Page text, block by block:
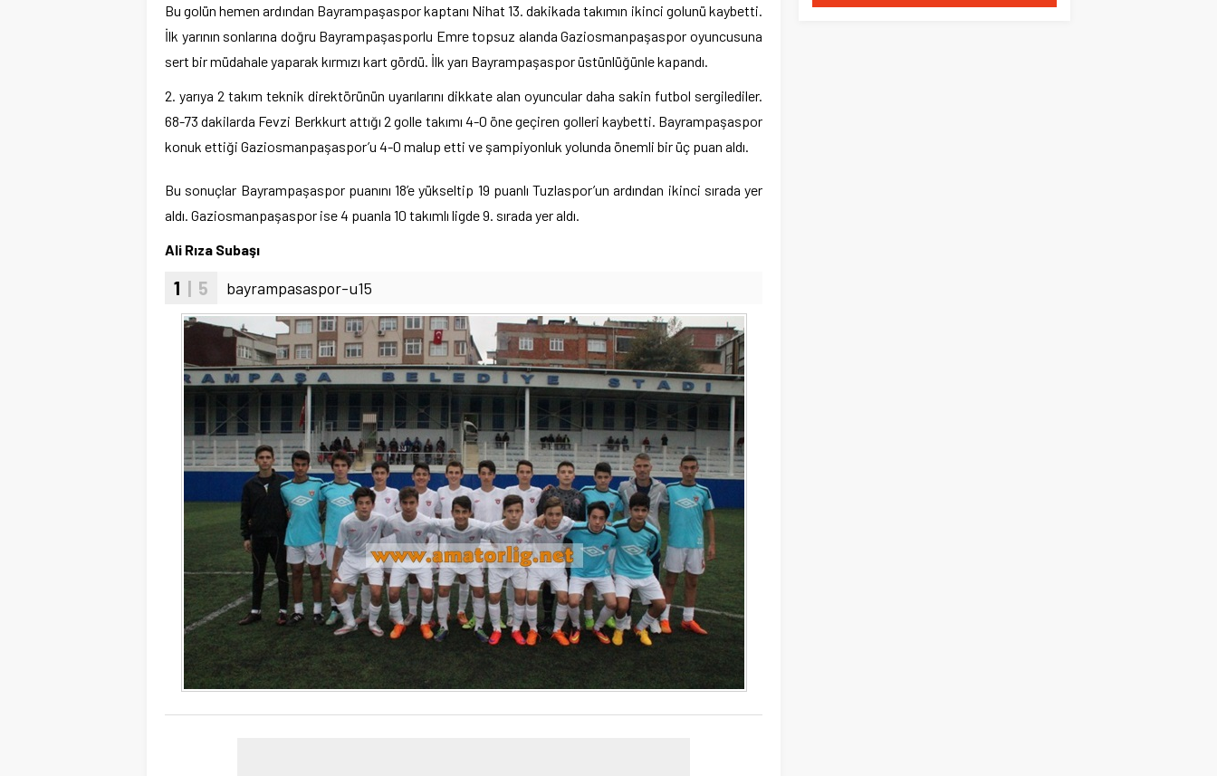
Bu golün hemen ardından Bayrampaşaspor kaptanı Nihat 13. dakikada takımın ikinci golunü kaybetti.
İlk yarının sonlarına doğru Bayrampaşasporlu Emre topsuz alanda Gaziosmanpaşaspor oyuncusuna
sert bir müdahale yaparak kırmızı kart gördü. İlk yarı Bayrampaşaspor üstünlüğünle kapandı.
2. yarıya 2 takım teknik direktörünün uyarılarını dikkate alan oyuncular daha sakin futbol sergilediler.
68-73 dakilarda Fevzi Berkkurt attığı 2 golle takımı 4-0 öne geçiren golleri kaybetti. Bayrampaşaspor
konuk ettiği Gaziosmanpaşaspor’u 4-0 malup etti ve şampiyonluk yolunda önemli bir üç puan aldı.
Bu sonuçlar Bayrampaşaspor puanını 18’e yükseltip 19 puanlı Tuzlaspor’un ardından ikinci sırada yer
aldı. Gaziosmanpaşaspor ise 4 puanla 10 takımlı ligde 9. sırada yer aldı.
Ali Rıza Subaşı
1 | 5 bayrampasaspor-u15